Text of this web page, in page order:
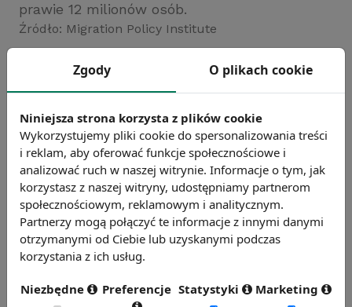
prawie 12 milionów osób.
Źródło: Migration Policy Institute
Zobacz więcej wiadomości
Zgody O plikach cookie
Niniejsza strona korzysta z plików cookie
Wykorzystujemy pliki cookie do spersonalizowania treści
i reklam, aby oferować funkcje społecznościowe i
analizować ruch w naszej witrynie. Informacje o tym, jak
korzystasz z naszej witryny, udostępniamy partnerom
społecznościowym, reklamowym i analitycznym.
Partnerzy mogą połączyć te informacje z innymi danymi
otrzymanymi od Ciebie lub uzyskanymi podczas
korzystania z ich usług.
Niezbędne Preferencje Statystyki Marketing